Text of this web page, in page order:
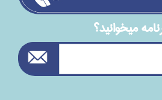
ميخوانيد؟